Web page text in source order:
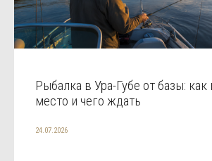
Рыбалка в Ура-Губе от базы:
место и чего ждать
24.07.2026